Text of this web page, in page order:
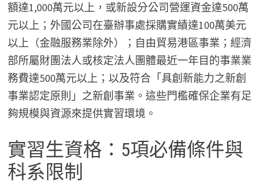
額達1,000萬元以上，或新設分公司營運資金達500萬
元以上；外國公司在臺辦事處採購實績達100萬美元
以上（金融服務業除外）；自由貿易港區事業；經濟
部所屬財團法人或核定法人團體最近一年目的事業業
務費達500萬元以上；以及符合「具創新能力之新創
事業認定原則」之新創事業。這些門檻確保企業有足
夠規模與資源來提供實習環境。
實習生資格：5項必備條件與
科系限制